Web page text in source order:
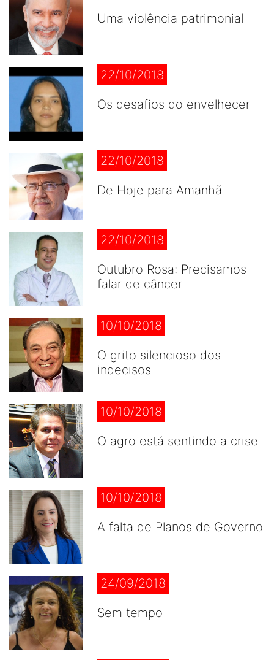
Uma violência patrimonial
22/10/2018
Os desafios do envelhecer
22/10/2018
De Hoje para Amanhã
22/10/2018
Outubro Rosa: Precisamos
falar de câncer
10/10/2018
O grito silencioso dos
indecisos
10/10/2018
O agro está sentindo a crise
10/10/2018
A falta de Planos de Governo
24/09/2018
Sem tempo